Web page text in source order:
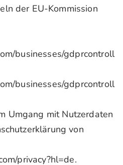
der EU-Kommission
businesses/gdprcontroll
businesses/gdprcontroll
Umgang mit Nutzerdaten
von
privacy?hl=de.